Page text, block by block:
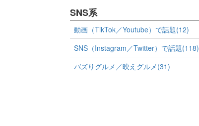
SNS系
動画（TikTok／Youtube）で話題(12)
SNS（Instagram／Twitter）で話題(118)
バズりグルメ／映えグルメ(31)